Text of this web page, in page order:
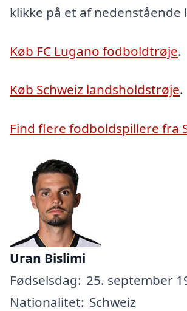
klikke på et af nedenstående
Køb FC Lugano fodboldtrøje.
Køb Schweiz landsholdstrøje.
Find flere fodboldspillere fra
Uran Bislimi
Fødselsdag: 25. september
Nationalitet: Schweiz